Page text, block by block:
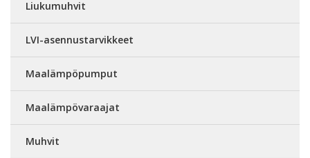
Liukumuhvit
LVI-asennustarvikkeet
Maalämpöpumput
Maalämpövaraajat
Muhvit